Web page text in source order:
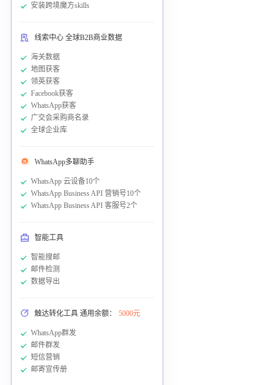
安装跨境魔方skills
线索中心 全球B2B商业数据
海关数据
地图获客
领英获客
Facebook获客
WhatsApp获客
广交会采购商名录
全球企业库
WhatsApp多聊助手
WhatsApp 云设备10个
WhatsApp Business API 营销号10个
WhatsApp Business API 客服号2个
智能工具
智能搜邮
邮件检测
数据导出
触达转化工具 通用余额： 5000元
WhatsApp群发
邮件群发
短信营销
邮寄宣传册